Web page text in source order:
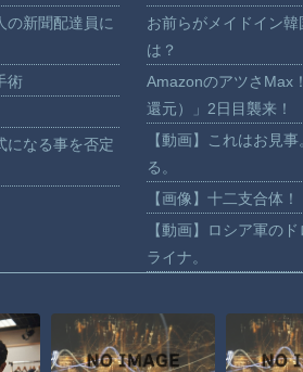
新聞配達員に
術
になる事を否定
お前らがメイドイン
は？
AmazonのアツさMax
還元）」2日目襲来！
【動画】これはお見
る。
【画像】十二支合体
【動画】ロシア軍の
ライナ。
て逃げされる車載。
【動画】よく助けられ